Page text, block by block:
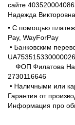
сайте
Надежда Викторовна
• С помощью
Pay, WayForPay
• Банковским
ФОП Филатова
2730116646
• Наличными или
Гарантия от
Информация про